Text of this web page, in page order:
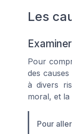
Les
Pour
des
à divers
moral, et
Pour